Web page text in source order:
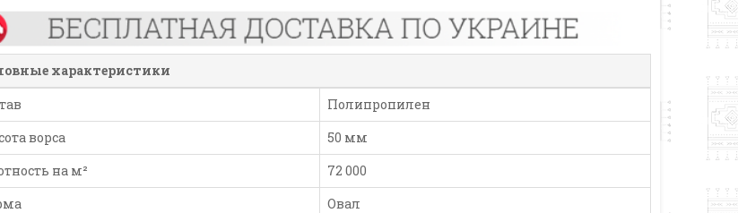
характеристики
Полипропилен
ворса
50 мм
на м²
72 000
Овал